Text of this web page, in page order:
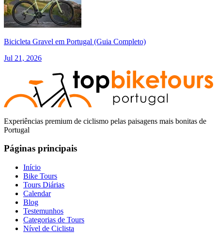
Bicicleta Gravel em Portugal (Guia Completo)
Jul 21, 2026
Experiências premium de ciclismo pelas paisagens mais bonitas de
Portugal
Páginas principais
Início
Bike Tours
Tours Diárias
Calendar
Blog
Testemunhos
Categorias de Tours
Nível de Ciclista